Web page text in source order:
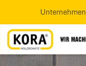
Unternehmen